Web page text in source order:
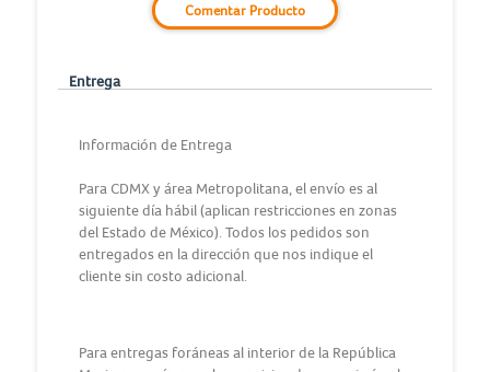
Comentar Producto
Entrega
Información de Entrega
Para CDMX y área Metropolitana, el envío es al
siguiente día hábil (aplican restricciones en zonas
del Estado de México). Todos los pedidos son
entregados en la dirección que nos indique el
cliente sin costo adicional.
Para entregas foráneas al interior de la República